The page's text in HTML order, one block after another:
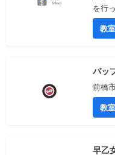
を行
教
バッ
前橋
教
早乙